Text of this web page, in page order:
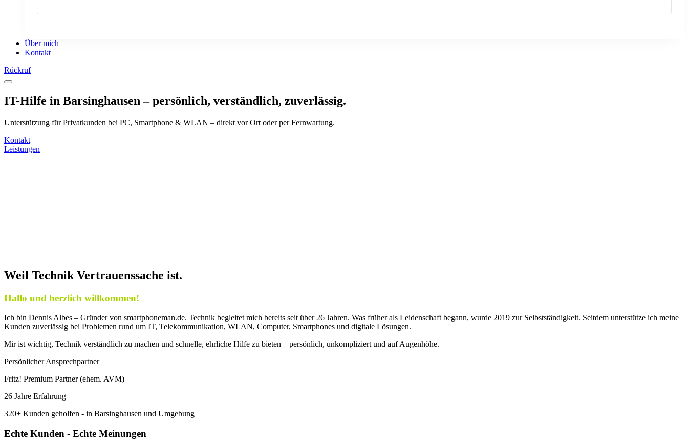
Über mich
Kontakt
Rückruf
IT-Hilfe in Barsinghausen – persönlich, verständlich, zuverlässig.
Unterstützung für Privatkunden bei PC, Smartphone & WLAN – direkt vor Ort oder per Fernwartung.
Kontakt
Leistungen
Weil Technik Vertrauenssache ist.
Hallo und herzlich willkommen!
Ich bin Dennis Albes – Gründer von smartphoneman.de. Technik begleitet mich bereits seit über 26 Jahren. Was früher als Leidenschaft begann, wurde 2019 zur Selbstständigkeit. Seitdem unterstütze ich meine
Kunden zuverlässig bei Problemen rund um IT, Telekommunikation, WLAN, Computer, Smartphones und digitale Lösungen.
Mir ist wichtig, Technik verständlich zu machen und schnelle, ehrliche Hilfe zu bieten – persönlich, unkompliziert und auf Augenhöhe.
Persönlicher Ansprechpartner
Fritz! Premium Partner (ehem. AVM)
26 Jahre Erfahrung
320+ Kunden geholfen - in Barsinghausen und Umgebung
Echte Kunden - Echte Meinungen